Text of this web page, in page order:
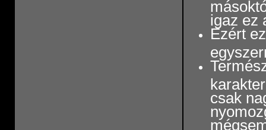
igaz ez
Ezért
csak